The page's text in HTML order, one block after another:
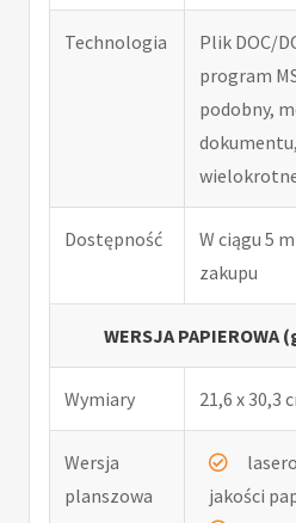
Technologia
Plik DOC/
program
podobny,
Dostępność
W ciągu 5
zakupu
WERSJA
Wymiary 21,6 x 30,3
Wersja
planszowa
jakości